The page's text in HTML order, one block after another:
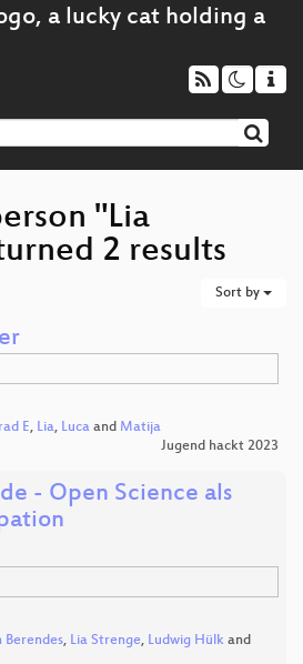
"Lia
2 results
Sort by
E, Lia, Luca and Matija
Jugend hackt 2023
- Open Science als
Berendes, Lia Strenge, Ludwig Hülk and